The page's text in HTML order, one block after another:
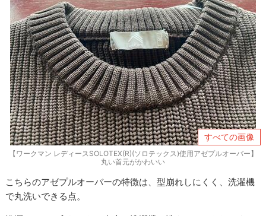
すべての画像
【ワークマン レディースSOLOTEX(R)(ソロテックス)使用アゼプルオーバー】
丸い首元がかわいい
こちらのアゼプルオーバーの特徴は、型崩れしにくく、洗濯機
で丸洗いできる点。